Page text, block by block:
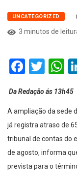
UNCATEGORIZED
3 minutos de
Da Redação ás 13h45
A ampliação da sede
já registra atraso de
tribunal de contas do
de agosto, informa
prevista para o